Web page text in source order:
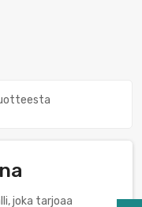
joka tarjoaa